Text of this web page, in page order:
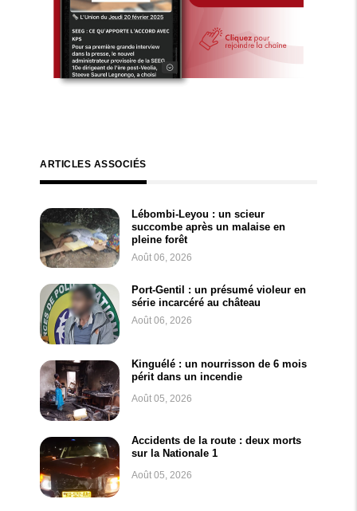
ARTICLES ASSOCIÉS
Lébombi-Leyou : un scieur
succombe après un malaise en
pleine forêt
Août 06, 2026
Port-Gentil : un présumé violeur en
série incarcéré au château
Août 06, 2026
Kinguélé : un nourrisson de 6 mois
périt dans un incendie
Août 05, 2026
Accidents de la route : deux morts
sur la Nationale 1
Août 05, 2026